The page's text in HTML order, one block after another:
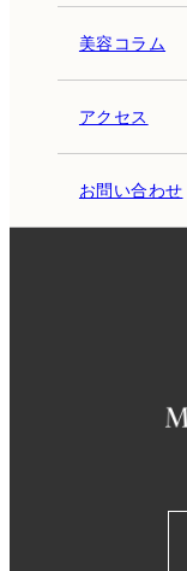
美容コラム
アクセス
お問い合わせ